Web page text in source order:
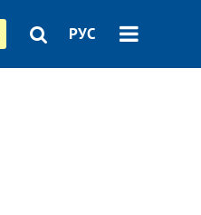
РУС